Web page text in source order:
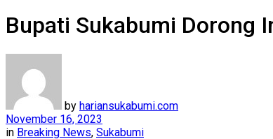
Bupati Sukabumi Dorong
by hariansukabumi.com
November 16, 2023
in Breaking News, Sukabumi